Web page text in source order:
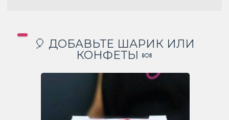
🎈 ДОБАВЬТЕ ШАРИК ИЛИ
КОНФЕТЫ 🍬